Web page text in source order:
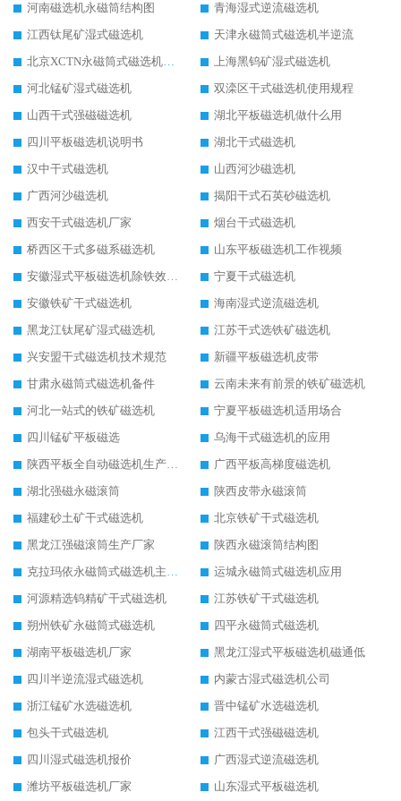
河南磁选机永磁筒结构图
青海湿式逆流磁选机
江西钛尾矿湿式磁选机
天津永磁筒式磁选机半逆流
北京XCTN永磁筒式磁选机磁块位置
上海黑钨矿湿式磁选机
河北锰矿湿式磁选机
双滦区干式磁选机使用规程
山西干式强磁磁选机
湖北平板磁选机做什么用
四川平板磁选机说明书
湖北干式磁选机
汉中干式磁选机
山西河沙磁选机
广西河沙磁选机
揭阳干式石英砂磁选机
西安干式磁选机厂家
烟台干式磁选机
桥西区干式多磁系磁选机
山东平板磁选机工作视频
安徽湿式平板磁选机除铁效果怎么样
宁夏干式磁选机
安徽铁矿干式磁选机
海南湿式逆流磁选机
黑龙江钛尾矿湿式磁选机
江苏干式选铁矿磁选机
兴安盟干式磁选机技术规范
新疆平板磁选机皮带
甘肃永磁筒式磁选机备件
云南未来有前景的铁矿磁选机
河北一站式的铁矿磁选机
宁夏平板磁选机适用场合
四川锰矿平板磁选
乌海干式磁选机的应用
陕西平板全自动磁选机生产厂家
广西平板高梯度磁选机
湖北强磁永磁滚筒
陕西皮带永磁滚筒
福建砂土矿干式磁选机
北京铁矿干式磁选机
黑龙江强磁滚筒生产厂家
陕西永磁滚筒结构图
克拉玛依永磁筒式磁选机主要技术参数
运城永磁筒式磁选机应用
河源精选钨精矿干式磁选机
江苏铁矿干式磁选机
朔州铁矿永磁筒式磁选机
四平永磁筒式磁选机
湖南平板磁选机厂家
黑龙江湿式平板磁选机磁通低
四川半逆流湿式磁选机
内蒙古湿式磁选机公司
浙江锰矿水选磁选机
晋中锰矿水选磁选机
包头干式磁选机
江西干式强磁磁选机
四川湿式磁选机报价
广西湿式逆流磁选机
潍坊平板磁选机厂家
山东湿式平板磁选机